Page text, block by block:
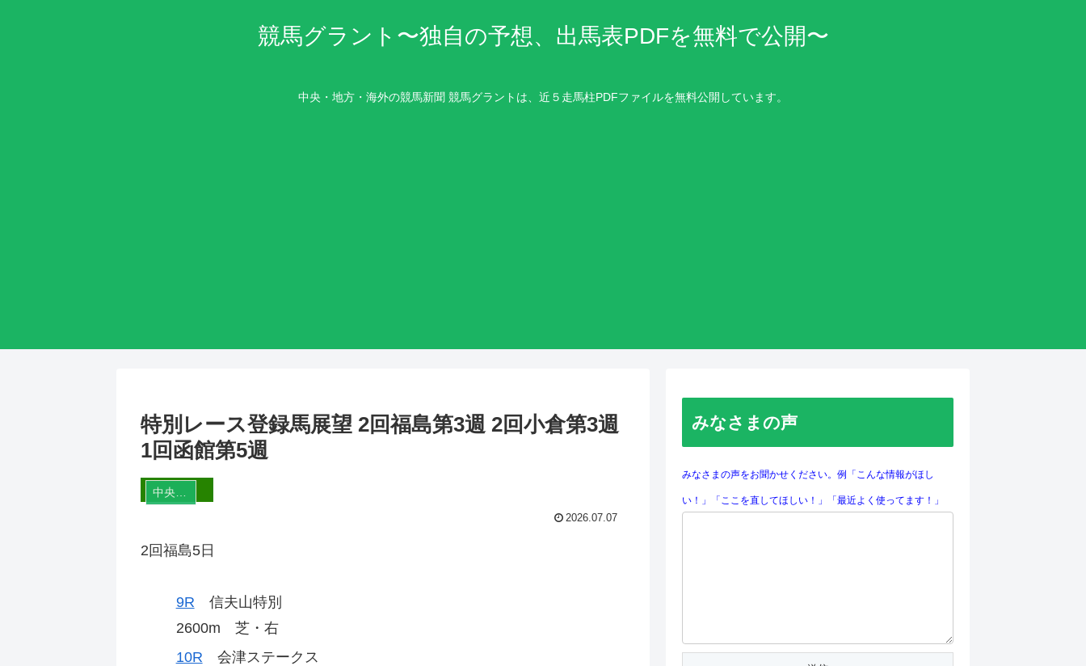
競馬グラント〜独自の予想、出馬表PDFを無料で公開〜
中央・地方・海外の競馬新聞 競馬グラントは、近５走馬柱PDFファイルを無料公開しています。
特別レース登録馬展望 2回福島第3週 2回小倉第3週
1回函館第5週
中央競馬
2026.07.07
2回福島5日
9R 信夫山特別
2600m 芝・右
10R 会津ステークス
みなさまの声
みなさまの声をお聞かせください。例「こんな情報がほし
い！」「ここを直してほしい！」「最近よく使ってます！」